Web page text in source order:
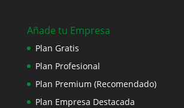
Añade tu Empresa
Plan Gratis
Plan Profesional
Plan Premium (Recomendado)
Plan Empresa Destacada